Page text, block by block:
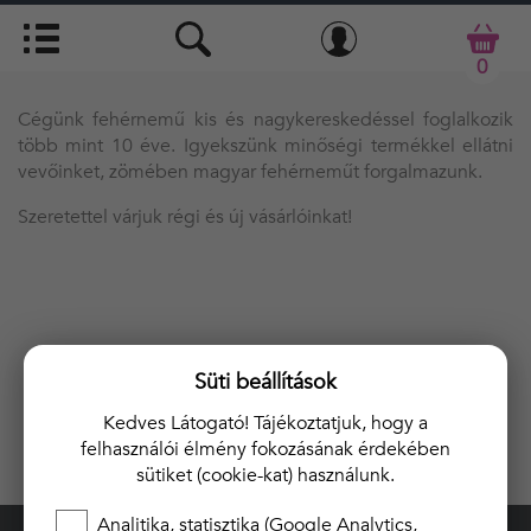
0
Cégünk fehérnemű kis és nagykereskedéssel foglalkozik
több mint 10 éve. Igyekszünk minőségi termékkel ellátni
vevőinket, zömében magyar fehérneműt forgalmazunk.
Szeretettel várjuk régi és új vásárlóinkat!
Süti beállítások
Kedves Látogató! Tájékoztatjuk, hogy a
felhasználói élmény fokozásának érdekében
sütiket (cookie-kat) használunk.
Analitika, statisztika (Google Analytics,